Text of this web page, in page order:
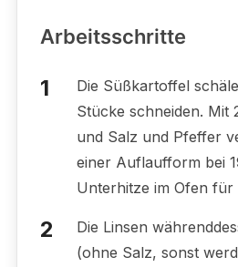
Arbeitsschritte
Die Süßkartoffel
Stücke schneiden. Mit
und Salz und Pfeffer
einer Auflaufform bei
Unterhitze im Ofen
Die Linsen
(ohne Salz, sonst